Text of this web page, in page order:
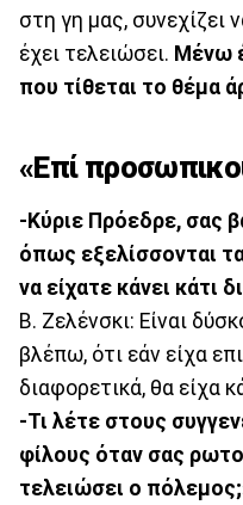
στη γη μας, συνεχίζει
έχει τελειώσει. Μένω
που τίθεται το θέμα
«Επί
-Κύριε Πρόεδρε, σας
όπως εξελίσσονται
να είχατε κάνει κάτι
Β. Ζελένσκι: Είναι
βλέπω, ότι εάν είχα
διαφορετικά, θα είχα
-Τι λέτε στους
φίλους όταν σας
τελειώσει ο